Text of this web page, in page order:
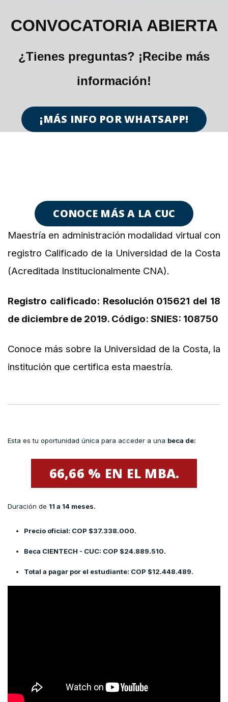
CONVOCATORIA ABIERTA
¿Tienes preguntas? ¡Recibe más
información!
¡MÁS INFO POR WHATSAPP!
CONOCE MÁS A LA CUC
Maestría en administración modalidad virtual con
registro Calificado de la Universidad de la Costa
(Acreditada Institucionalmente CNA).
Registro calificado: Resolución 015621 del 18
de diciembre de 2019. Código: SNIES: 108750
Conoce más sobre la Universidad de la Costa, la
institución que certifica esta maestría.
Esta es tu oportunidad única para acceder a una beca de:
66,66 % EN EL MBA.
Duración de 11 a 14 meses.
Precio oficial: COP $37.338.000.
Beca CIENTECH - CUC: COP $24.889.510.
Total a pagar por el estudiante: COP $12.448.489.